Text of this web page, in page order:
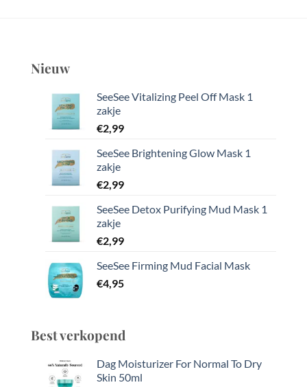
Nieuw
SeeSee Vitalizing Peel Off Mask 1
zakje
€2,99
SeeSee Brightening Glow Mask 1
zakje
€2,99
SeeSee Detox Purifying Mud Mask 1
zakje
€2,99
SeeSee Firming Mud Facial Mask
€4,95
Best verkopend
Dag Moisturizer For Normal To Dry
Skin 50ml